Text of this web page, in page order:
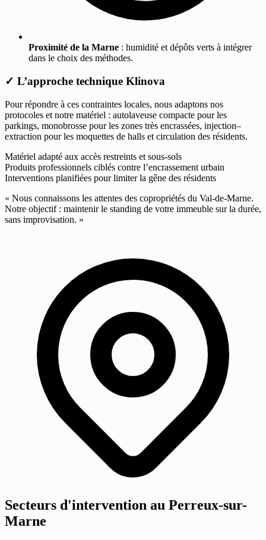
Proximité de la Marne : humidité et dépôts verts à intégrer
dans le choix des méthodes.
✓ L’approche technique Klinova
Pour répondre à ces contraintes locales, nous adaptons nos
protocoles et notre matériel : autolaveuse compacte pour les
parkings, monobrosse pour les zones très encrassées, injection–
extraction pour les moquettes de halls et circulation des résidents.
Matériel adapté aux accès restreints et sous-sols
Produits professionnels ciblés contre l’encrassement urbain
Interventions planifiées pour limiter la gêne des résidents
« Nous connaissons les attentes des copropriétés du Val-de-Marne.
Notre objectif : maintenir le standing de votre immeuble sur la durée,
sans improvisation. »
Secteurs d'intervention au Perreux-sur-
Marne